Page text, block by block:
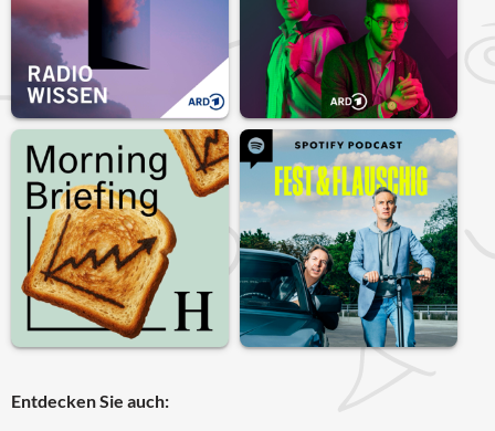
Entdecken Sie auch: